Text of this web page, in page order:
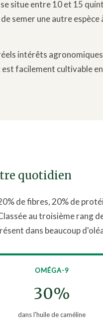
situe entre 10 et 15
semer une autre
intérêts
facilement cultivable
quotidien
de fibres, 20% de
au troisième rang
dans beaucoup
OMÉGA-9
30%
dans l'huile de caméline